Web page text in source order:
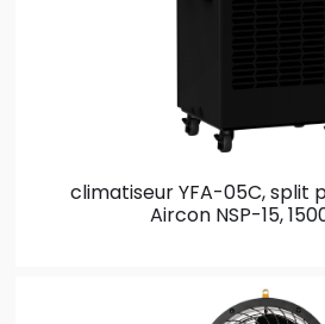
climatiseur YFA-05C, split
Aircon NSP-15,